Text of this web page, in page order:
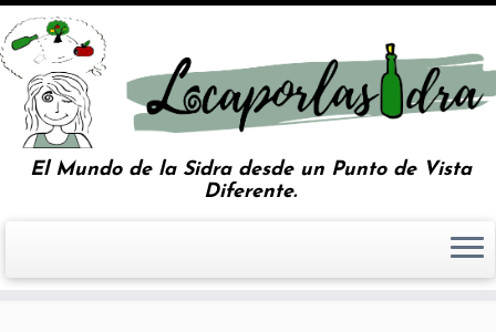
El Mundo de la Sidra desde un Punto de Vista
Diferente.